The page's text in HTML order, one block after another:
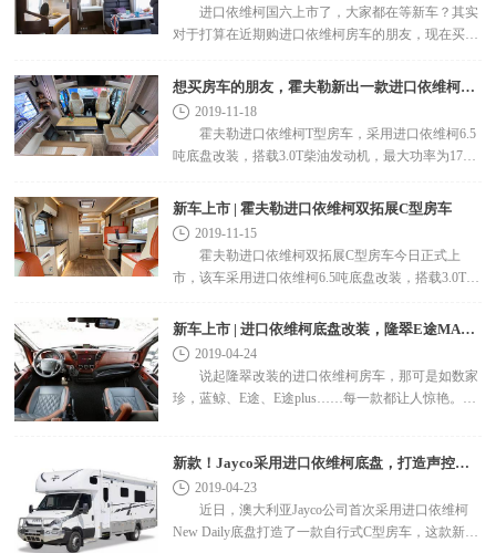
进口依维柯国六上市了，大家都在等新车？其实
对于打算在近期购进口依维柯房车的朋友，现在买国
对国五是有一..
想买房车的朋友，霍夫勒新出一款进口依维柯T型！
2019-11-18
霍夫勒进口依维柯T型房车，采用进口依维柯6.5
吨底盘改装，搭载3.0T柴油发动机，最大功率为170
准。蓝牌C本驾驶..
新车上市 | 霍夫勒进口依维柯双拓展C型房车
2019-11-15
霍夫勒进口依维柯双拓展C型房车今日正式上
市，该车采用进口依维柯6.5吨底盘改装，搭载3.0T柴
8AT变速箱，国五..
新车上市 | 进口依维柯底盘改装，隆翠E途MAX房车！
2019-04-24
说起隆翠改装的进口依维柯房车，那可是如数家
珍，蓝鲸、E途、E途plus……每一款都让人惊艳。今
新款！Jayco采用进口依维柯底盘，打造声控旅居车
2019-04-23
近日，澳大利亚Jayco公司首次采用进口依维柯
New Daily底盘打造了一款自行式C型房车，这款新车